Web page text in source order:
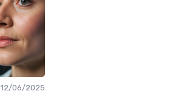
12/06/2025